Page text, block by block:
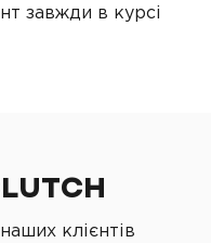
завжди в курсі
клієнтів